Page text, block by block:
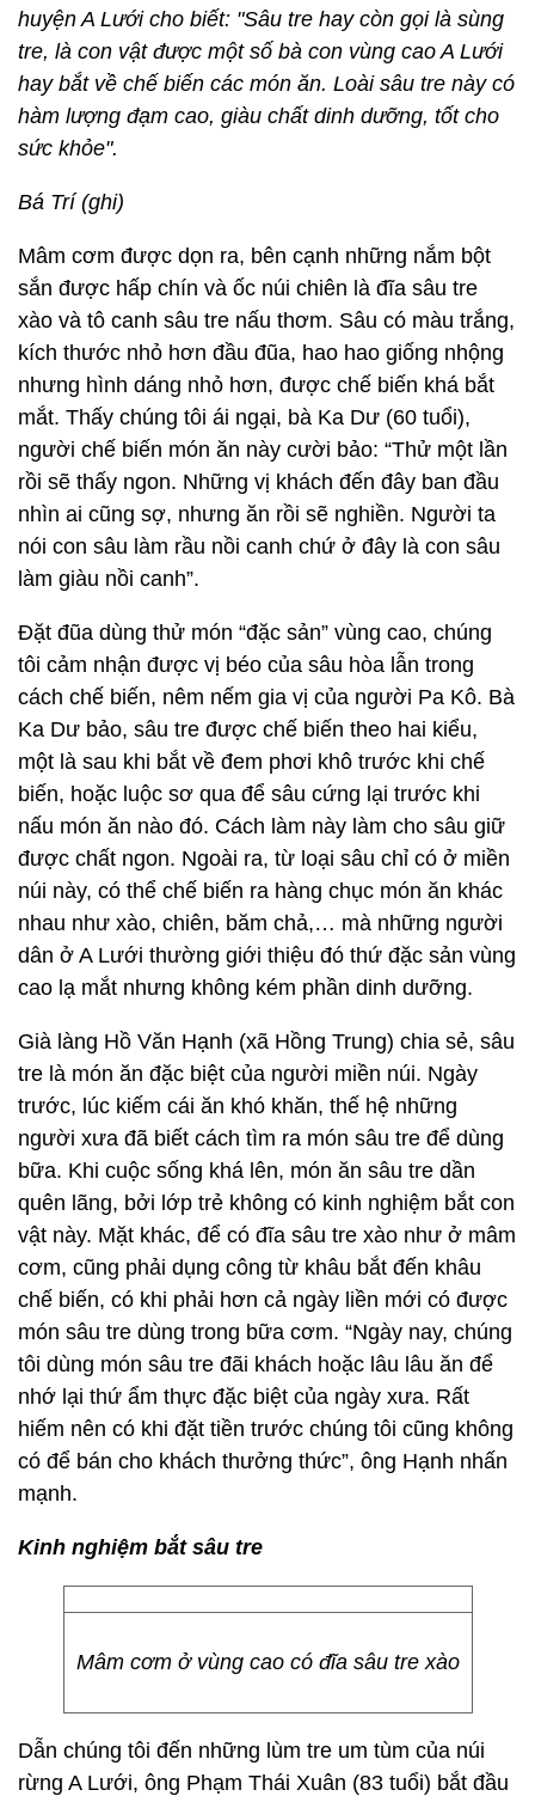
huyện A Lưới cho biết: "Sâu tre hay còn gọi là sùng
tre, là con vật được một số bà con vùng cao A Lưới
hay bắt về chế biến các món ăn. Loài sâu tre này có
hàm lượng đạm cao, giàu chất dinh dưỡng, tốt cho
sức khỏe".
Bá Trí (ghi)
Mâm cơm được dọn ra, bên cạnh những nắm bột
sắn được hấp chín và ốc núi chiên là đĩa sâu tre
xào và tô canh sâu tre nấu thơm. Sâu có màu trắng,
kích thước nhỏ hơn đầu đũa, hao hao giống nhộng
nhưng hình dáng nhỏ hơn, được chế biến khá bắt
mắt. Thấy chúng tôi ái ngại, bà Ka Dư (60 tuổi),
người chế biến món ăn này cười bảo: “Thử một lần
rồi sẽ thấy ngon. Những vị khách đến đây ban đầu
nhìn ai cũng sợ, nhưng ăn rồi sẽ nghiền. Người ta
nói con sâu làm rầu nồi canh chứ ở đây là con sâu
làm giàu nồi canh”.
Đặt đũa dùng thử món “đặc sản” vùng cao, chúng
tôi cảm nhận được vị béo của sâu hòa lẫn trong
cách chế biến, nêm nếm gia vị của người Pa Kô. Bà
Ka Dư bảo, sâu tre được chế biến theo hai kiểu,
một là sau khi bắt về đem phơi khô trước khi chế
biến, hoặc luộc sơ qua để sâu cứng lại trước khi
nấu món ăn nào đó. Cách làm này làm cho sâu giữ
được chất ngon. Ngoài ra, từ loại sâu chỉ có ở miền
núi này, có thể chế biến ra hàng chục món ăn khác
nhau như xào, chiên, băm chả,… mà những người
dân ở A Lưới thường giới thiệu đó thứ đặc sản vùng
cao lạ mắt nhưng không kém phần dinh dưỡng.
Già làng Hồ Văn Hạnh (xã Hồng Trung) chia sẻ, sâu
tre là món ăn đặc biệt của người miền núi. Ngày
trước, lúc kiếm cái ăn khó khăn, thế hệ những
người xưa đã biết cách tìm ra món sâu tre để dùng
bữa. Khi cuộc sống khá lên, món ăn sâu tre dần
quên lãng, bởi lớp trẻ không có kinh nghiệm bắt con
vật này. Mặt khác, để có đĩa sâu tre xào như ở mâm
cơm, cũng phải dụng công từ khâu bắt đến khâu
chế biến, có khi phải hơn cả ngày liền mới có được
món sâu tre dùng trong bữa cơm. “Ngày nay, chúng
tôi dùng món sâu tre đãi khách hoặc lâu lâu ăn để
nhớ lại thứ ẩm thực đặc biệt của ngày xưa. Rất
hiếm nên có khi đặt tiền trước chúng tôi cũng không
có để bán cho khách thưởng thức”, ông Hạnh nhấn
mạnh.
Kinh nghiệm bắt sâu tre
Mâm cơm ở vùng cao có đĩa sâu tre xào
Dẫn chúng tôi đến những lùm tre um tùm của núi
rừng A Lưới, ông Phạm Thái Xuân (83 tuổi) bắt đầu